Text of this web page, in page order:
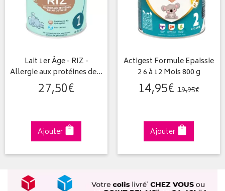
Lait 1er Âge - RIZ -
Allergie aux protéines de…
27,50€
Ajouter
Actigest Formule Epaissie
2 6 à 12 Mois 800 g
14,95€ 19,95€
Ajouter